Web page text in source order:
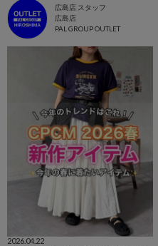
広島店 スタッフ
広島店
PAL GROUP OUTLET
2026.04.22